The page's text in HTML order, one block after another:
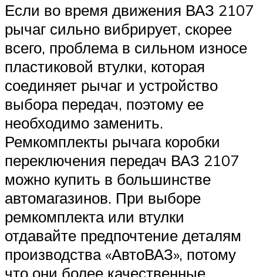
Если во время движения ВАЗ 2107
рычаг сильно вибрирует, скорее
всего, проблема в сильном износе
пластиковой втулки, которая
соединяет рычаг и устройство
выбора передач, поэтому ее
необходимо заменить.
Ремкомплекты рычага коробки
переключения передач ВАЗ 2107
можно купить в большинстве
автомагазинов. При выборе
ремкомплекта или втулки
отдавайте предпочтение деталям
производства «АвтоВАЗ», потому
что они более качественные.